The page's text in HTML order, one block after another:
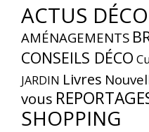
ACTUS DÉCO
AMÉNAGEMENTS
CONSEILS DÉCO
JARDIN Livres
vous
SHOPPING